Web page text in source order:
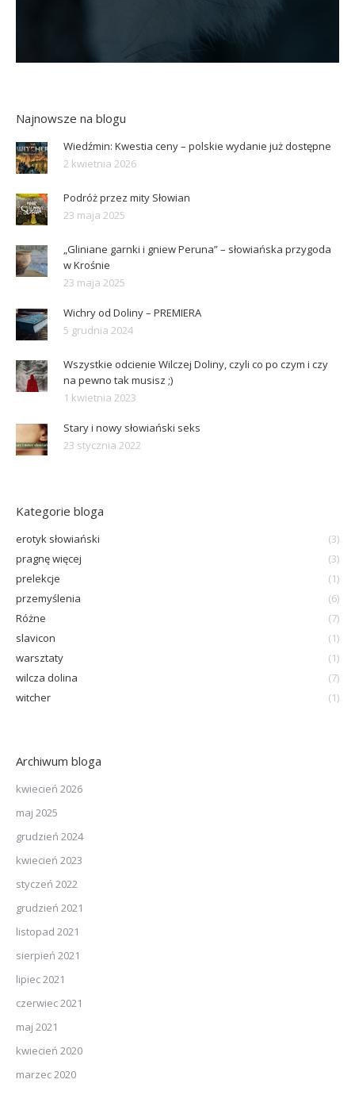
Najnowsze na blogu
Wiedźmin: Kwestia ceny – polskie wydanie już dostępne
2 kwietnia 2026
Podróż przez mity Słowian
23 maja 2025
„Gliniane garnki i gniew Peruna” – słowiańska przygoda
w Krośnie
23 maja 2025
Wichry od Doliny – PREMIERA
5 grudnia 2024
Wszystkie odcienie Wilczej Doliny, czyli co po czym i czy
na pewno tak musisz ;)
1 kwietnia 2023
Stary i nowy słowiański seks
23 stycznia 2022
Kategorie bloga
erotyk słowiański
(3)
pragnę więcej
(3)
prelekcje
(1)
przemyślenia
(6)
Różne
(7)
slavicon
(1)
warsztaty
(1)
wilcza dolina
(7)
witcher
(1)
Archiwum bloga
kwiecień 2026
maj 2025
grudzień 2024
kwiecień 2023
styczeń 2022
grudzień 2021
listopad 2021
sierpień 2021
lipiec 2021
czerwiec 2021
maj 2021
kwiecień 2020
marzec 2020